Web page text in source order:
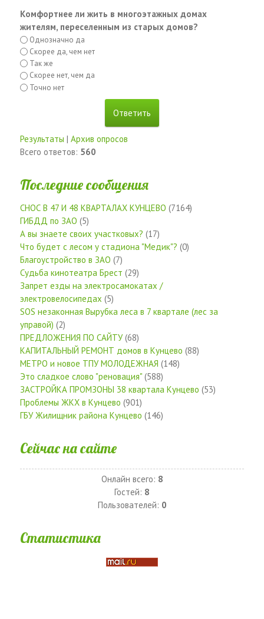
Комфортнее ли жить в многоэтажных домах
жителям, переселенным из старых домов?
Однозначно да
Скорее да, чем нет
Так же
Скорее нет, чем да
Точно нет
Результаты | Архив опросов
Всего ответов: 560
Последние сообщения
СНОС В 47 И 48 КВАРТАЛАХ КУНЦЕВО (7164)
ГИБДД по ЗАО (5)
А вы знаете своих участковых? (17)
Что будет с лесом у стадиона "Медик"? (0)
Благоустройство в ЗАО (7)
Судьба кинотеатра Брест (29)
Запрет езды на электросамокатах /
электровелосипедах (5)
SOS незаконная Вырубка леса в 7 квартале (лес за
управой) (2)
ПРЕДЛОЖЕНИЯ ПО САЙТУ(68)
КАПИТАЛЬНЫЙ РЕМОНТ домов в Кунцево (88)
МЕТРО и новое ТПУ МОЛОДЕЖНАЯ (148)
Это сладкое слово "реновация" (588)
ЗАСТРОЙКА ПРОМЗОНЫ 38 квартала Кунцево (53)
Проблемы ЖКХ в Кунцево (901)
ГБУ Жилищник района Кунцево (146)
Сейчас на сайте
Онлайн всего: 8
Гостей: 8
Пользователей: 0
Статистика